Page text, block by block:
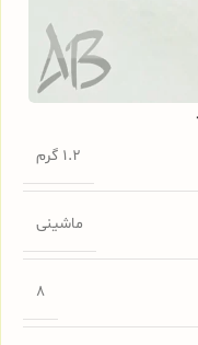
1.2 گرم
ماشینی
8